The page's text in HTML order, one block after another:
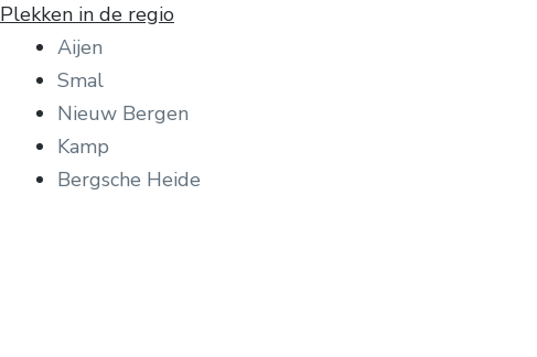
Plekken in de regio
Aijen
Smal
Nieuw Bergen
Kamp
Bergsche Heide